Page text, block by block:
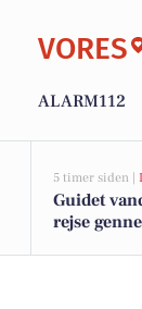
VORES
ALARM112
5 timer siden |
Guidet
rejse